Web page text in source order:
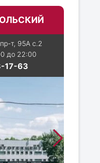
т, 95А с.2
до 22:00
17-63